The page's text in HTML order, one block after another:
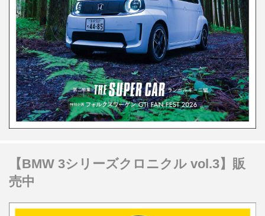
【BMW 3シリーズクロニクル vol.3】販
売中